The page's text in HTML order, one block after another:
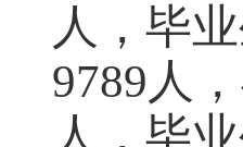
人，毕
9789人
人，毕